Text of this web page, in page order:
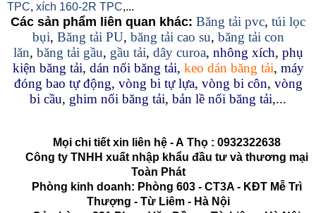
TPC, xích 160-2R TPC,...
Các sản phẩm liên quan khác: Băng tải pvc, túi lọc
bụi, Băng tải PU, băng tải cao su, băng tải con
lăn, băng tải gầu, gầu tải, dây curoa, nhông xích, phụ
kiện băng tải, dán nối băng tải, keo dán băng tải, máy
đóng bao tự động, vòng bi tự lựa, vòng bi côn, vòng
bi cầu, ghim nối băng tải, bản lề nối băng tải,...
Mọi chi tiết xin liên hệ - A Thọ : 0932322638
Công ty TNHH xuất nhập khẩu đầu tư và thương mại
Toàn Phát
Phòng kinh doanh: Phòng 603 - CT3A - KĐT Mễ Trì
Thượng - Từ Liêm - Hà Nội